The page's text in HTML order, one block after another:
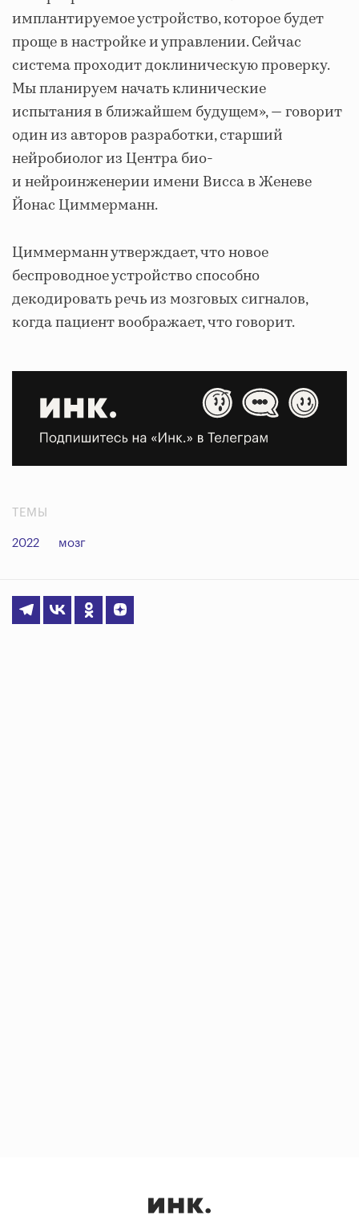
имплантируемое устройство, которое будет
проще в настройке и управлении. Сейчас
система проходит доклиническую проверку.
Мы планируем начать клинические
испытания в ближайшем будущем», — говорит
один из авторов разработки, старший
нейробиолог из Центра био-
и нейроинженерии имени Висса в Женеве
Йонас Циммерманн.
Циммерманн утверждает, что новое
беспроводное устройство способно
декодировать речь из мозговых сигналов,
когда пациент воображает, что говорит.
ТЕМЫ
2022 мозг